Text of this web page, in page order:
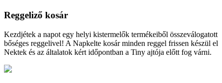
Reggeliző kosár
Kezdjétek a napot egy helyi kistermelők termékeiből összeválogatott
bőséges reggelivel! A Napkelte kosár minden reggel frissen készül el
Nektek és az általatok kért időpontban a Tiny ajtója előtt fog várni.